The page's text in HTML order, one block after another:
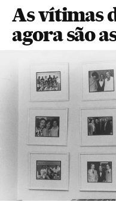
As vítimas
agora são